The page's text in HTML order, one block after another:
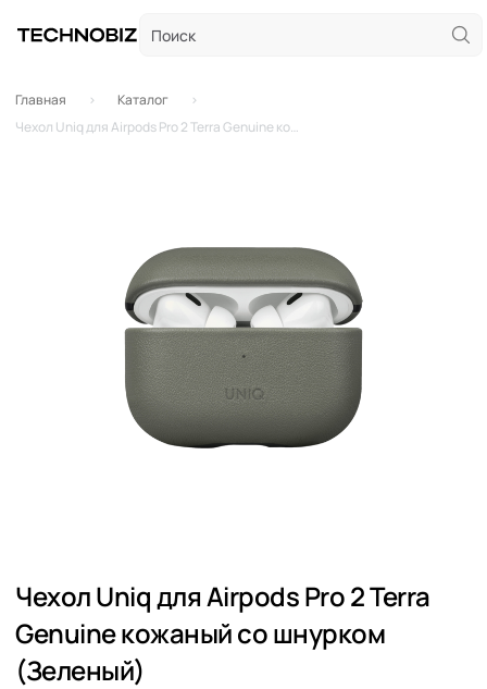
Главная
Каталог
Чехол Uniq для Airpods Pro 2 Terra Genuine кожаный со шнурком (Зеленый)
Чехол Uniq для Airpods Pro 2 Terra
Genuine кожаный со шнурком
(Зеленый)